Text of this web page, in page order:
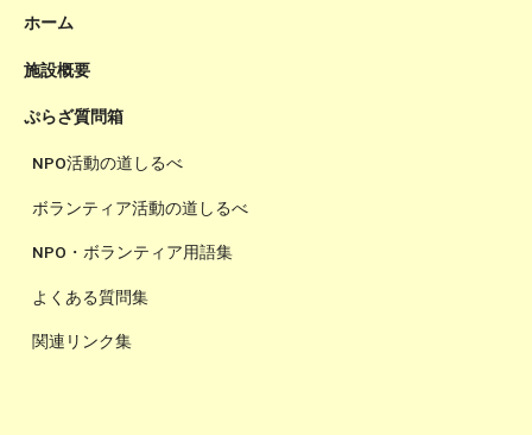
ホーム
施設概要
ぷらざ質問箱
NPO活動の道しるべ
ボランティア活動の道しるべ
NPO・ボランティア用語集
よくある質問集
関連リンク集